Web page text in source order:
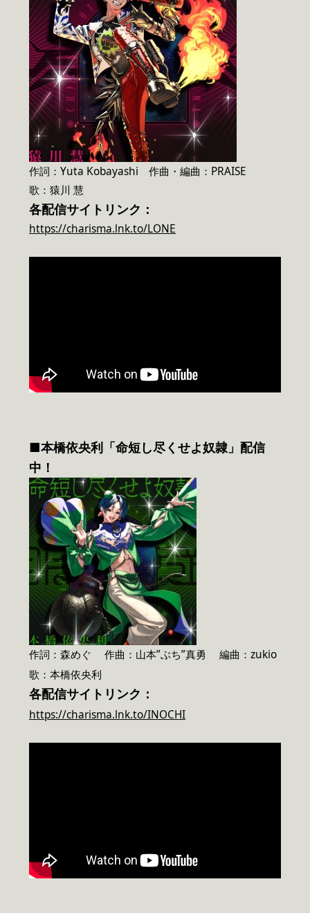
作詞：Yuta Kobayashi 作曲・編曲：PRAISE
歌：猿川 慧
各配信サイトリンク：
https://charisma.lnk.to/LONE
■本橋依央利「命短し尽くせよ奴隷」配信
中！
作詞：森めぐ 作曲：山本”ぶち”真勇 編曲：zukio
歌：本橋依央利
各配信サイトリンク：
https://charisma.lnk.to/INOCHI